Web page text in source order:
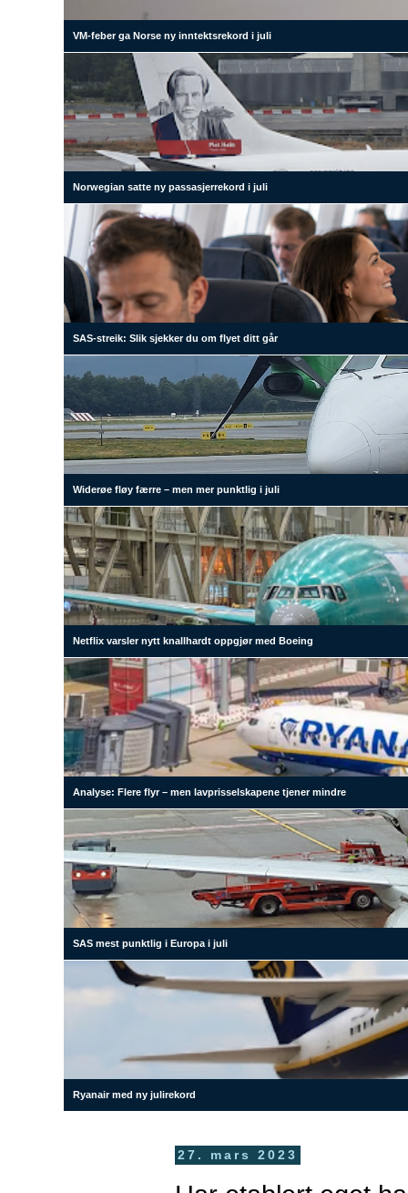
VM-feber ga Norse ny inntektsrekord i juli
Norwegian satte ny passasjerrekord i juli
SAS-streik: Slik sjekker du om flyet ditt går
Widerøe fløy færre – men mer punktlig i juli
Netflix varsler nytt knallhardt oppgjør med Boeing
Analyse: Flere flyr – men lavprisselskapene tjener mindre
SAS mest punktlig i Europa i juli
Ryanair med ny julirekord
27. mars 2023